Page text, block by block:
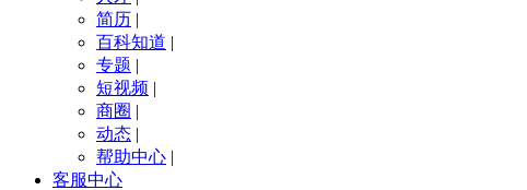
简历 |
百科知道 |
专题 |
短视频 |
商圈 |
动态 |
帮助中心 |
客服中心